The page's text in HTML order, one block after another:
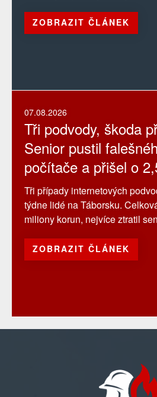
ZOBRAZIT ČLÁNEK
07.08.2026
Tři podvody, škoda
Senior pustil
počítače a přišel o
Tři případy internetových
týdne lidé na Táborsku.
miliony korun, nejvíce ztratil
ZOBRAZIT ČLÁNEK